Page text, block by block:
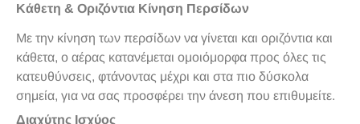
Κάθετη & Οριζόντια Κίνηση Περσίδων
Με την κίνηση των περσίδων να γίνεται και οριζόντια και
κάθετα, ο αέρας κατανέμεται ομοιόμορφα προς όλες τις
κατευθύνσεις, φτάνοντας μέχρι και στα πιο δύσκολα
σημεία, για να σας προσφέρει την άνεση που επιθυμείτε.
Διαχύτης Ισχύος